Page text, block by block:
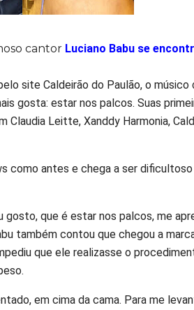
cantor Luciano Babu se
site Caldeirão do Paulão, o músico
gosta: estar nos palcos. Suas
Leitte, Xanddy Harmonia,
como antes e chega a ser
que é estar nos palcos, me
também contou que chegou a
que ele realizasse o
em cima da cama. Para me